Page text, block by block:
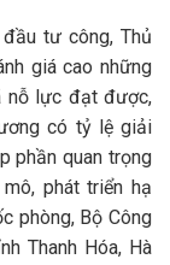
tư công, Thủ
giá cao những
nỗ lực đạt được,
có tỷ lệ giải
phần quan trọng
phát triển hạ
phòng, Bộ Công
Thanh Hóa, Hà